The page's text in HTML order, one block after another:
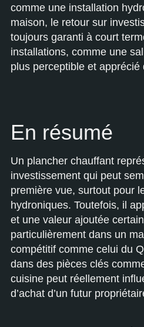
comme une installation
maison, le retour sur
toujours garanti à court
installations, comme une
plus perceptible et apprécié
En résumé
Un plancher chauffant
investissement qui peut
première vue, surtout pour
hydroniques. Toutefois, il
et une valeur ajoutée
particulièrement dans un
compétitif comme celui du
dans des pièces clés
cuisine peut réellement
d’achat d’un futur